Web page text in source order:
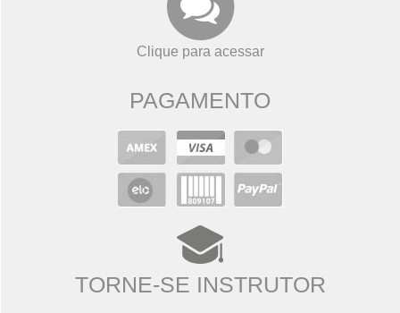
Clique para acessar
PAGAMENTO
TORNE-SE INSTRUTOR